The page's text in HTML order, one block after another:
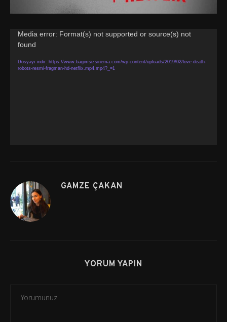
Video
oynatıcı
Media error: Format(s) not supported or source(s) not
found
Dosyayı indir: https://www.bagimsizsinema.com/wp-content/uploads/2019/02/love-death-
robots-resmi-fragman-hd-netflix.mp4.mp4?_=1
GAMZE ÇAKAN
YORUM YAPIN